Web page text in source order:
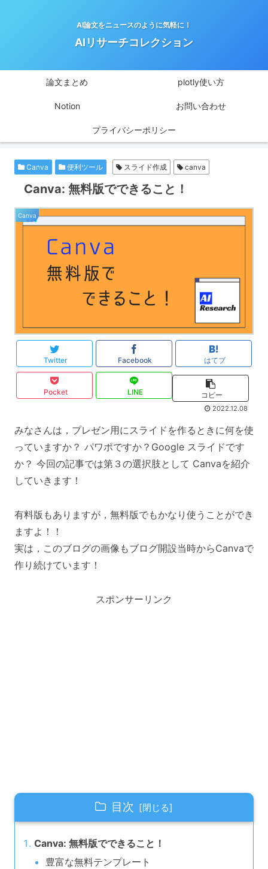
AI論文をニュースのように気軽に！
AIリサーチコレクション
論文まとめ plotly使い方
Notion お問い合わせ
プライバシーポリシー
Canva 便利ツール スライド作成 canva
Canva: 無料版でできること！
Canva
Twitter Facebook はてブ
Pocket LINE コピー
2022.12.08
みなさんは，プレゼン用にスライドを作るときに何を使
っていますか？ パワポですか？Google スライドです
か？ 今回の記事では第３の選択肢として Canvaを紹介
していきます！
有料版もありますが，無料版でもかなり使うことができ
ますよ！！
実は，このブログの画像もブログ開設当時からCanvaで
作り続けています！
スポンサーリンク
目次
Canva: 無料版でできること！
豊富な無料テンプレート